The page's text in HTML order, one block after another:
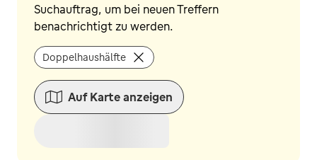
Suchauftrag, um bei neuen Treffern
benachrichtigt zu werden.
Doppelhaushälfte
Auf Karte anzeigen